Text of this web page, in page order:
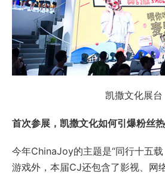
凯撒文化展台
首次参展，凯撒文化如何引爆粉丝
今年ChinaJoy的主题是“同行十五
游戏外，本届CJ还包含了影视、网